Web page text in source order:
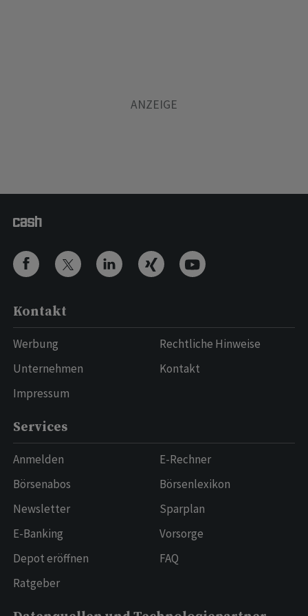
Kontakt
Werbung
Unternehmen
Impressum
Rechtliche Hinweise
Kontakt
Services
Anmelden
Börsenabos
Newsletter
E-Banking
Depot eröffnen
Ratgeber
E-Rechner
Börsenlexikon
Sparplan
Vorsorge
FAQ